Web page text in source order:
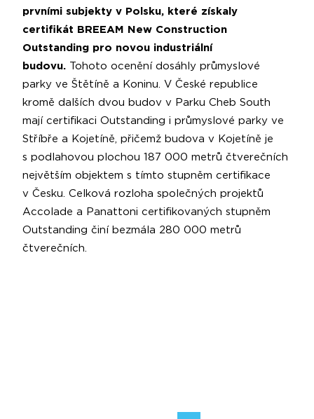
prvními subjekty v Polsku, které získaly
certifikát BREEAM New Construction
Outstanding pro novou industriální
budovu. Tohoto ocenění dosáhly průmyslové
parky ve Štětíně a Koninu. V České republice
kromě dalších dvou budov v Parku Cheb South
mají certifikaci Outstanding i průmyslové parky ve
Stříbře a Kojetíně, přičemž budova v Kojetíně je
s podlahovou plochou 187 000 metrů čtverečních
největším objektem s tímto stupněm certifikace
v Česku. Celková rozloha společných projektů
Accolade a Panattoni certifikovaných stupněm
Outstanding činí bezmála 280 000 metrů
čtverečních.